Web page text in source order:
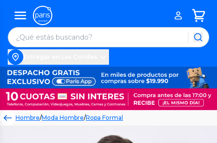
Hombre/Moda Hombre/Ropa Formal